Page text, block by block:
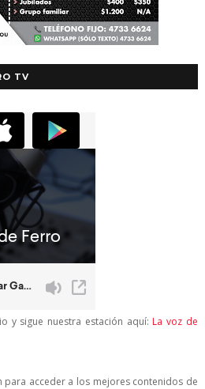
TV
y sigue nuestra estación aquí: La voz de
para acceder a los mejores contenidos de